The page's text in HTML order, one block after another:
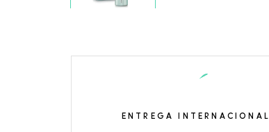
ENTREGA INTERNACIONAL